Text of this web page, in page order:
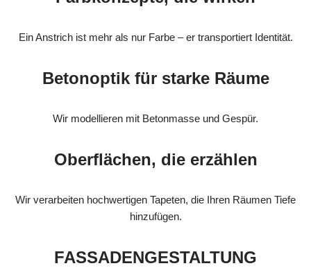
Ein Anstrich ist mehr als nur Farbe – er transportiert Identität.
Betonoptik für starke Räume
Wir modellieren mit Betonmasse und Gespür.
Oberflächen, die erzählen
Wir verarbeiten hochwertigen Tapeten, die Ihren Räumen Tiefe
hinzufügen.
FASSADENGESTALTUNG